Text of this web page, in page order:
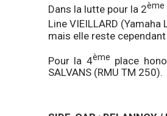
Dans la lutte pour la 2ème
Line VIEILLARD
mais elle reste
Pour la 4ème place
SALVANS (RMU TM 250).